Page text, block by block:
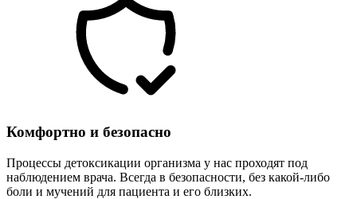
Комфортно и безопасно
Процессы детоксикации организма у нас проходят под
наблюдением врача. Всегда в безопасности, без какой-либо
боли и мучений для пациента и его близких.